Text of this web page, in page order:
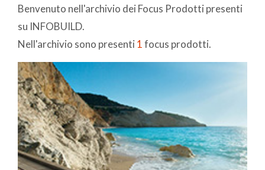
Benvenuto nell'archivio dei Focus Prodotti presenti
su INFOBUILD.
Nell'archivio sono presenti 1focus prodotti.